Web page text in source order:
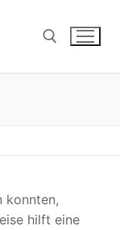
konnten,
hilft eine